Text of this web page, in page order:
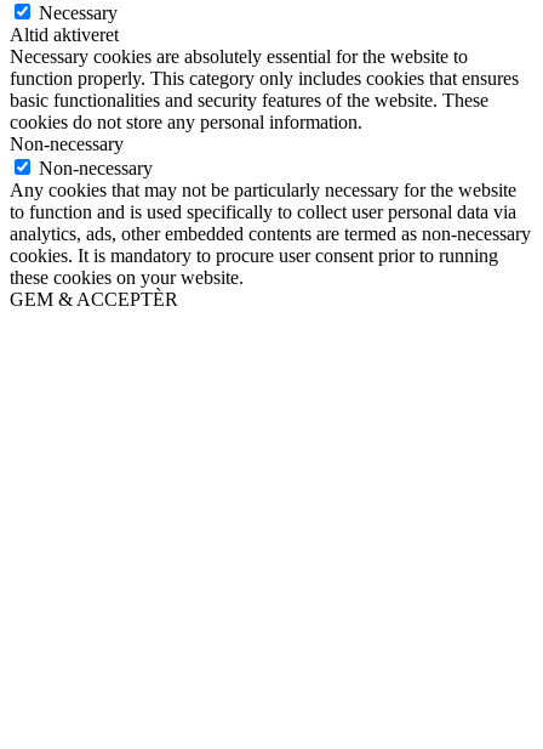
Necessary
Altid aktiveret
Necessary cookies are absolutely essential for the website to
function properly. This category only includes cookies that ensures
basic functionalities and security features of the website. These
cookies do not store any personal information.
Non-necessary
Non-necessary
Any cookies that may not be particularly necessary for the website
to function and is used specifically to collect user personal data via
analytics, ads, other embedded contents are termed as non-necessary
cookies. It is mandatory to procure user consent prior to running
these cookies on your website.
GEM & ACCEPTÈR